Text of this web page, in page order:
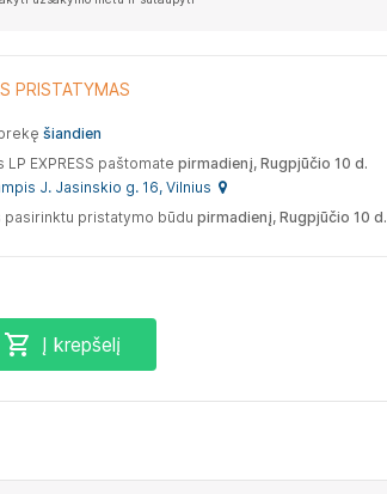
PRISTATYMAS
šiandien
LP EXPRESS paštomate pirmadienį, Rugpjūčio 10 d.
J. Jasinskio g. 16, Vilnius
pasirinktu pristatymo būdu pirmadienį, Rugpjūčio 10 d.
 Į krepšelį